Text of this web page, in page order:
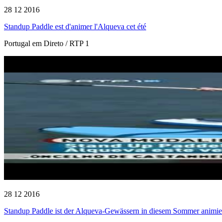
28 12 2016
Standup Paddle est d'animer l'Alqueva cet été
Portugal em Direto / RTP 1
28 12 2016
Standup Paddle ist der Alqueva-Gewässern in diesem Sommer